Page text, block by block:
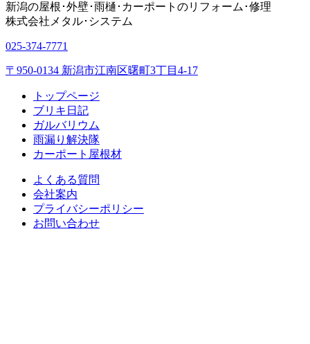
新潟の屋根･外壁･雨樋･カーポートのリフォーム･修理
株式会社 メタル･システム
025-374-7771
〒950-0134 新潟市江南区曙町3丁目4-17
トップページ
ブリキ日記
ガルバリウム
雨漏り解決隊
カーポート屋根材
よくある質問
会社案内
プライバシーポリシー
お問い合わせ